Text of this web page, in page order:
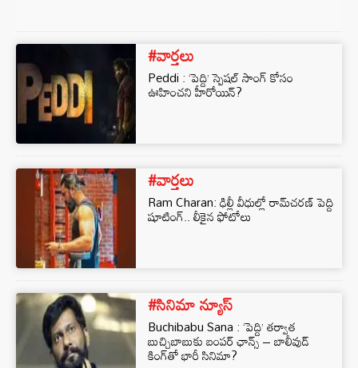
#వార్తలు
Peddi : ‘పెద్ది’ స్పెషల్ సాంగ్ కోసం
ఊహించని హీరోయిన్?
#వార్తలు
Ram Charan: ఢిల్లీ వీధుల్లో రామ్‌చరణ్ పెద్ది
షూటింగ్.. లీకైన ఫోటోలు
#సినిమా న్యూస్
Buchibabu Sana : ‘పెద్ది’ తర్వాత
బుచ్చిబాబుకు బంపర్ ఛాన్స్ – బాలీవుడ్
కింగ్‌తో భారీ సినిమా?